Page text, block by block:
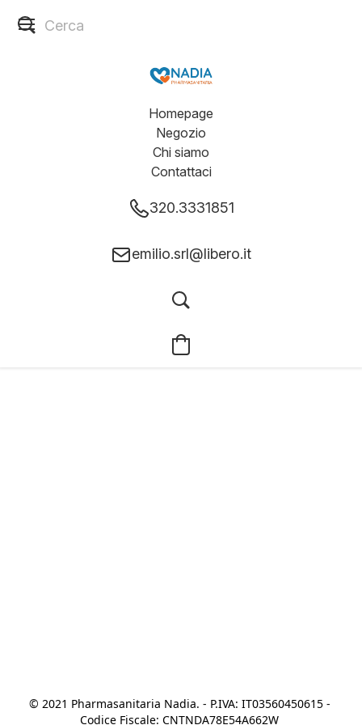
Homepage
Negozio
Chi siamo
Contattaci
320.3331851
emilio.srl@libero.it
© 2021 Pharmasanitaria Nadia. - P.IVA: IT03560450615 -
Codice Fiscale: CNTNDA78E54A662W